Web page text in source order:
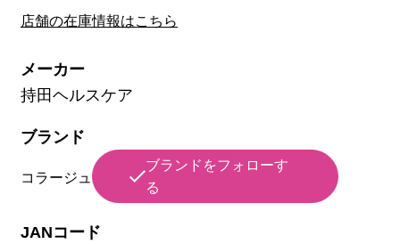
店舗の在庫情報はこちら
メーカー
持田ヘルスケア
ブランド
コラージュ
ブランドをフォローす
る
JANコード